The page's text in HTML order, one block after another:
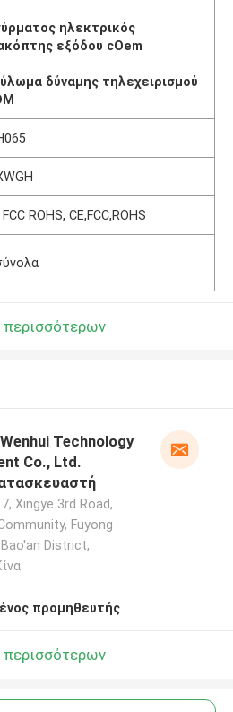
ηλεκτρικός
εξόδου cOem
δύναμης τηλεχειρισμού
FCC ROHS, CE,FCC,ROHS
περισσότερων
Technology
Co., Ltd.
Xingye 3rd Road,
Fuyong
District,
προμηθευτής
περισσότερων